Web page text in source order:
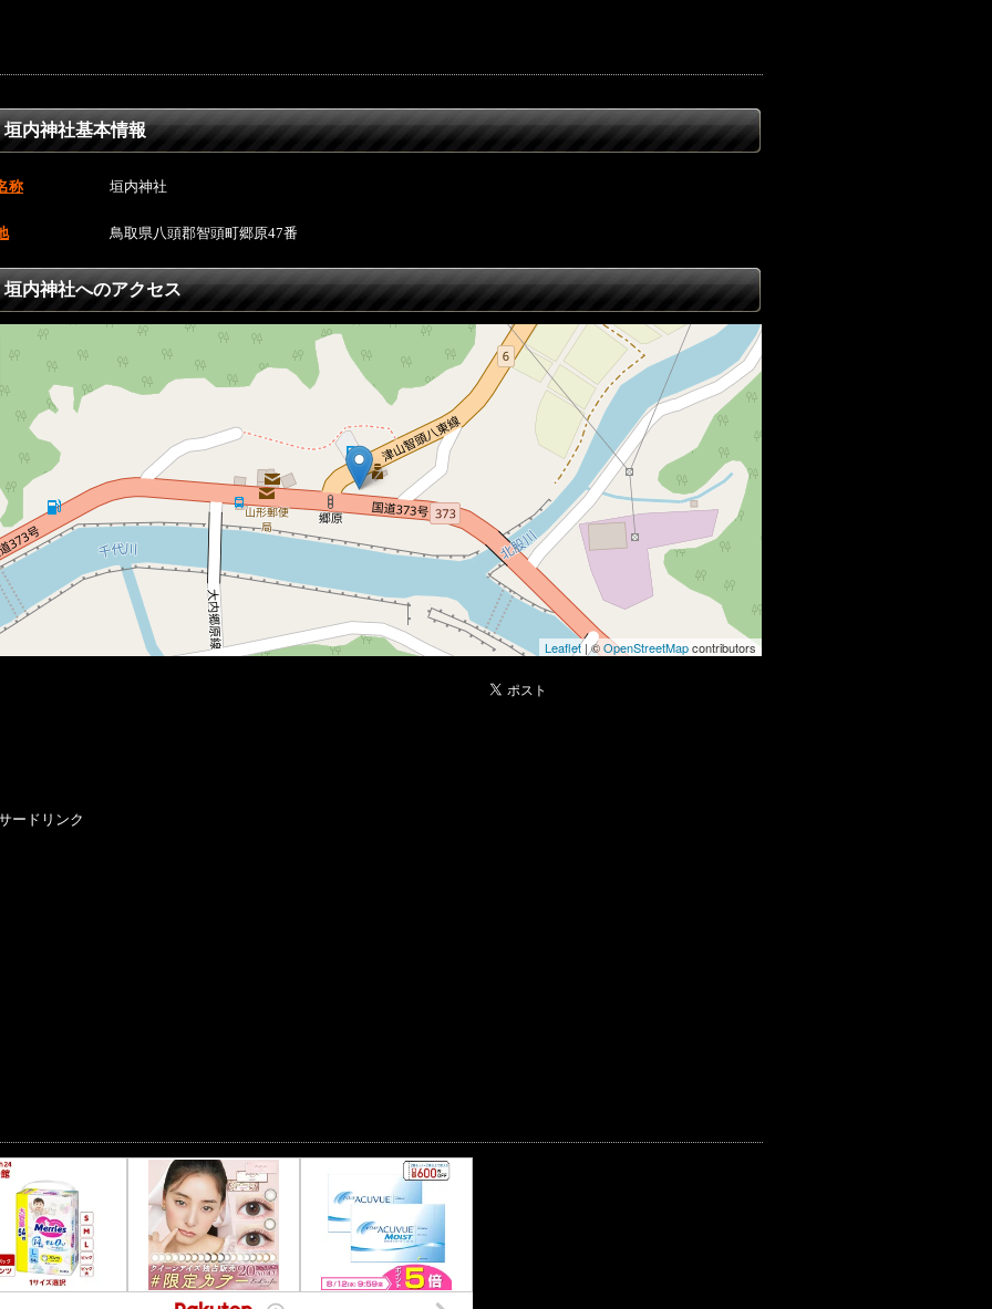
垣内神社基本情報
称 垣内神社
鳥取県八頭郡智頭町郷原47番
垣内神社へのアクセス
Leaflet| ©OpenStreetMapcontributors
ードリンク